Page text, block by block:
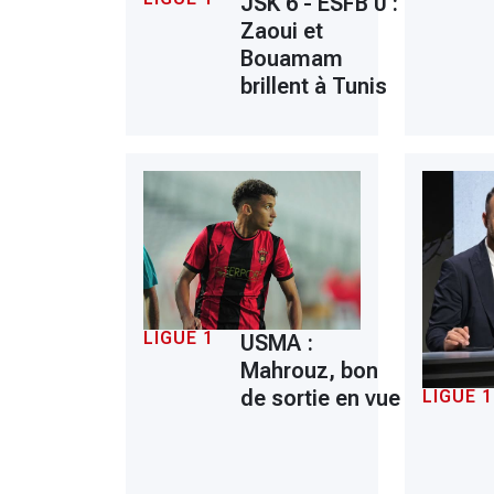
Zaoui et
Bouamam
brillent à Tunis
LIGUE 1
USMA :
Mahrouz, bon
de sortie en vue
LIGUE 1